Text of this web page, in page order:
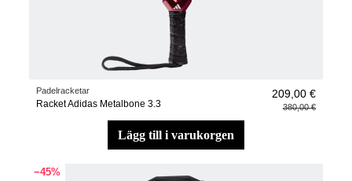
Padelracketar
Racket Adidas Metalbone 3.3
209,00 €
380,00 €
lägg till i varukorgen
−45%